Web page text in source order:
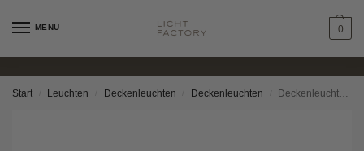
MENU 0
Start Leuchten Deckenleuchten Deckenleuchten Deckenleuchte – Nica